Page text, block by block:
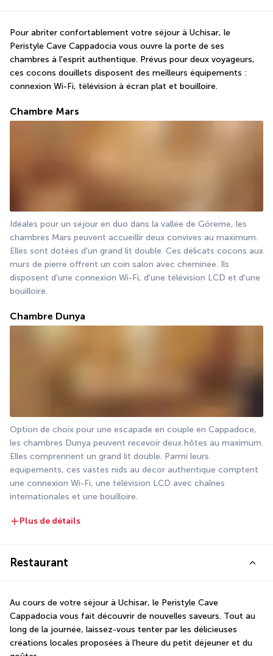
Pour abriter confortablement votre séjour à Uchisar, le
Peristyle Cave Cappadocia vous ouvre la porte de ses
chambres à l'esprit authentique. Prévus pour deux voyageurs,
ces cocons douillets disposent des meilleurs équipements :
connexion Wi-Fi, télévision à écran plat et bouilloire.
Chambre Mars
Idéales pour un séjour en duo dans la vallée de Göreme, les
chambres Mars peuvent accueillir deux convives au maximum.
Elles sont dotées d'un grand lit double. Ces délicats cocons aux
murs de pierre offrent un coin salon avec cheminée. Ils
disposent d'une connexion Wi-Fi, d'une télévision LCD et d'une
bouilloire.
Chambre Dunya
Option de choix pour une escapade en couple en Cappadoce,
les chambres Dunya peuvent recevoir deux hôtes au maximum.
Elles comprennent un grand lit double. Parmi leurs
équipements, ces vastes nids au décor authentique comptent
une connexion Wi-Fi, une télévision LCD avec chaînes
internationales et une bouilloire.
Plus de détails
Restaurant
Au cours de votre séjour à Uchisar, le Peristyle Cave
Cappadocia vous fait découvrir de nouvelles saveurs. Tout au
long de la journée, laissez-vous tenter par les délicieuses
créations locales proposées à l'heure du petit déjeuner et du